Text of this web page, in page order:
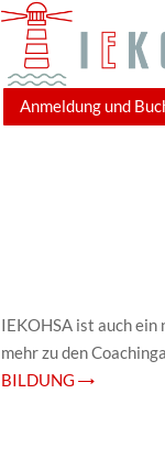
Anmeldung und
IEKOHSA ist auch
mehr zu den
BILDUNG →